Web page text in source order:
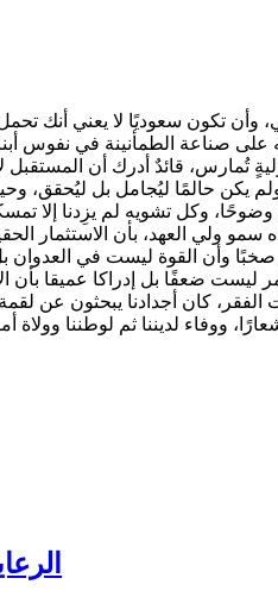
وأن تكون سعوديًا لا يعني
صناعة الطمأنينة في نفوس
قائدٌ أدرك أن المستقبل
يكن حالمًا ليُجامل بل ليُحقق،
وكل تشويه لم يزِدنا إلا
العهد، بأن الاستثمار
وأن القوة ليست في
ضعفًا بل إدراكا عميقا بأن
الفقر، كان أجدادنا يبحثون عن
ووفاء لديننا ثم لوطننا